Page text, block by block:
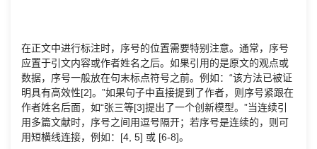
在正文中进行标注时，序号的位置需要特别注意。通常，序号
应置于引文内容或作者姓名之后。如果引用的是原文的观点或
数据，序号一般放在句末标点符号之前。例如：“该方法已被证
明具有高效性[2]。”如果句子中直接提到了作者，则序号紧跟在
作者姓名后面，如“张三等[3]提出了一个创新模型。”当连续引
用多篇文献时，序号之间用逗号隔开；若序号是连续的，则可
用短横线连接，例如：[4, 5] 或 [6-8]。